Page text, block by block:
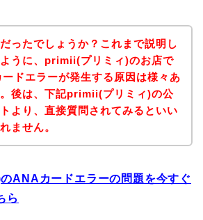
ったでしょうか？これまで説明し
うに、primii(プリミィ)のお店で
ドエラーが発生する原因は様々あ
。後は、下記primii(プリミィ)の公
より、直接質問されてみるといい
ません。
ANAカードエラーの問題を今すぐ
ら